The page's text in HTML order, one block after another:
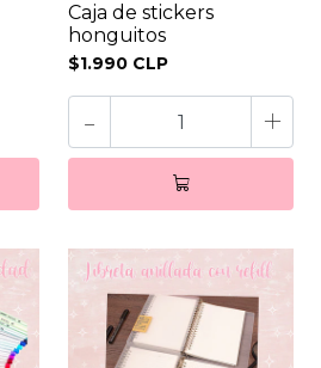
Caja de stickers
honguitos
$1.990 CLP
- +